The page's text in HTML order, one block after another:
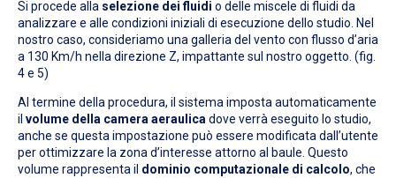
Si procede alla selezione dei fluidi o delle miscele di fluidi da
analizzare e alle condizioni iniziali di esecuzione dello studio. Nel
nostro caso, consideriamo una galleria del vento con flusso d’aria
a 130 Km/h nella direzione Z, impattante sul nostro oggetto. (fig.
4 e 5)
Al termine della procedura, il sistema imposta automaticamente
il volume della camera aeraulica dove verrà eseguito lo studio,
anche se questa impostazione può essere modificata dall’utente
per ottimizzare la zona d’interesse attorno al baule. Questo
volume rappresenta il dominio computazionale di calcolo, che